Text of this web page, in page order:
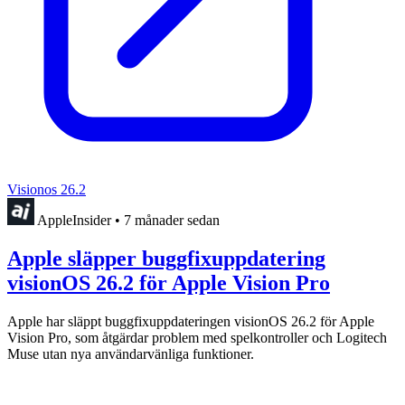
Visionos 26.2
AppleInsider • 7 månader sedan
Apple släpper buggfixuppdatering
visionOS 26.2 för Apple Vision Pro
Apple har släppt buggfixuppdateringen visionOS 26.2 för Apple
Vision Pro, som åtgärdar problem med spelkontroller och Logitech
Muse utan nya användarvänliga funktioner.